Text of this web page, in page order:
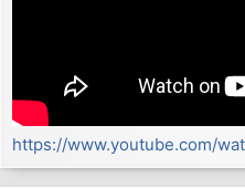
https://www.youtube.com/